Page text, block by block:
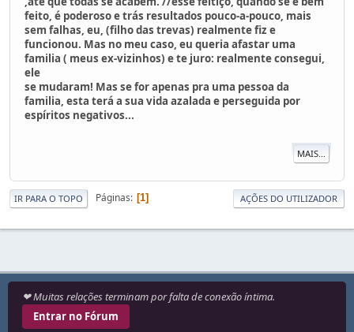
feito, é poderoso e trás resultados pouco-a-pouco, mais
sem falhas, eu, (filho das trevas) realmente fiz e
funcionou. Mas no meu caso, eu queria afastar uma
familia ( meus ex-vizinhos) e te juro: realmente consegui,
ele
se mudaram! Mas se for apenas pra uma pessoa da
familia, esta terá a sua vida azalada e perseguida por
espíritos negativos...
MAIS...
IR PARA O TOPO Páginas 1 AÇÕES DO UTILIZADOR
❤ Muitas relações terminam por falta de conexão íntima.
Entrar no Fórum